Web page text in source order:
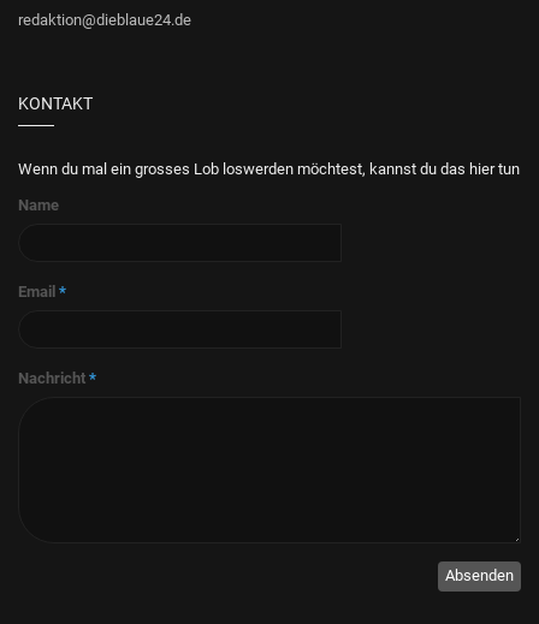
redaktion@dieblaue24.de
KONTAKT
Wenn du mal ein grosses Lob loswerden möchtest, kannst du das hier tun
Name
Email *
Nachricht *
Absenden